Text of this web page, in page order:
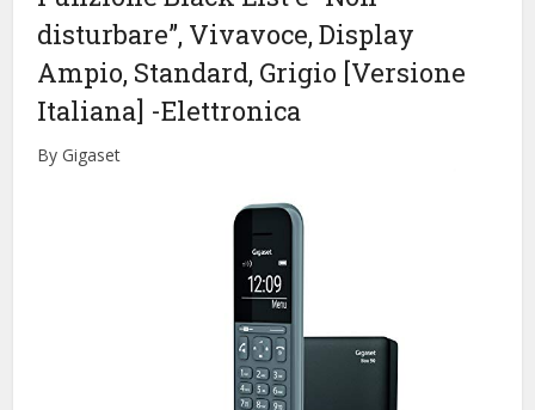
disturbare”, Vivavoce, Display
Ampio, Standard, Grigio [Versione
Italiana] -Elettronica
By Gigaset